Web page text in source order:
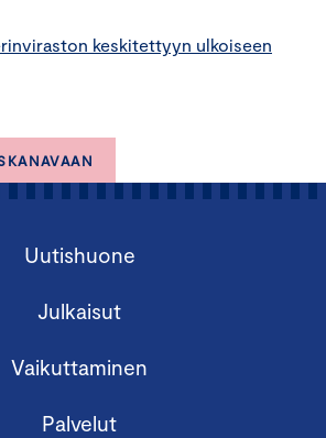
keskitettyyn ulkoiseen
Uutishuone
Julkaisut
Vaikuttaminen
Palvelut